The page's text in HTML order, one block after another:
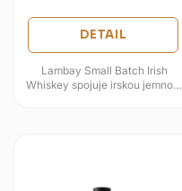
DETAIL
Lambay Small Batch Irish
Whiskey spojuje irskou jemnost